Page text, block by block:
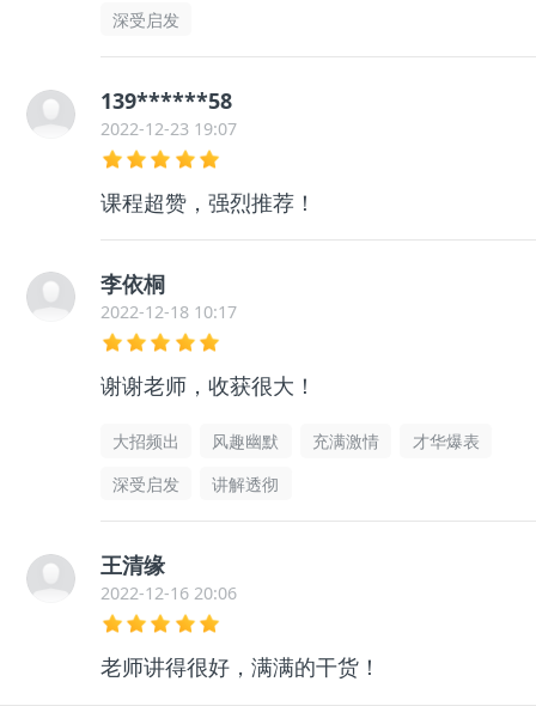
深受启发
139******58
2022-12-23 19:07
课程超赞，强烈推荐！
李依桐
2022-12-18 10:17
谢谢老师，收获很大！
大招频出 风趣幽默 充满激情
才华爆表
深受启发
讲解透彻
王清缘
2022-12-16 20:06
老师讲得很好，满满的干货！